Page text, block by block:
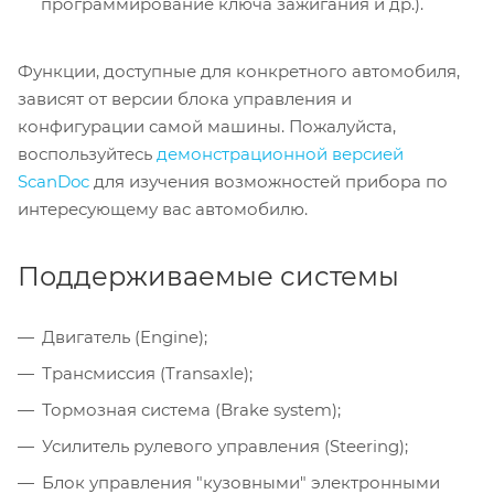
Функции, доступные для конкретного автомобиля,
зависят от версии блока управления и
конфигурации самой машины. Пожалуйста,
воспользуйтесь демонстрационной версией
ScanDoc для изучения возможностей прибора по
интересующему вас автомобилю.
Поддерживаемые системы
Двигатель (Engine);
Трансмиссия (Transaxle);
Тормозная система (Brake system);
Усилитель рулевого управления (Steering);
Блок управления "кузовными" электронными